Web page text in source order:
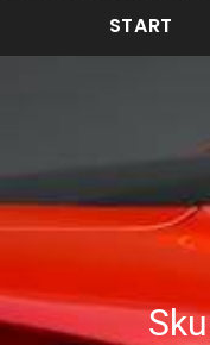
START